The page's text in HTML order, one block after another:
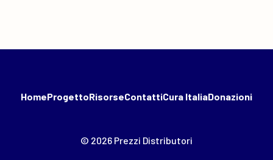
HomeProgettoRisorseContattiCura ItaliaDonazioni
© 2026 Prezzi Distributori